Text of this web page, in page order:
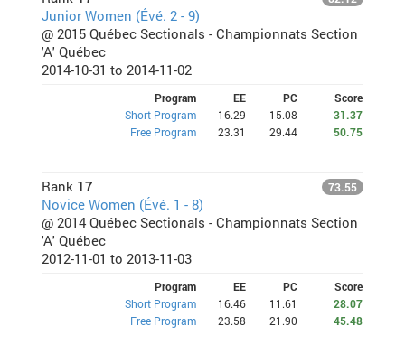
Junior Women (Évé. 2 - 9)
@ 2015 Québec Sectionals - Championnats Section
'A' Québec
2014-10-31 to 2014-11-02
Program EE PC
Score
Short Program
16.29 15.08
31.37
Free Program
23.31 29.44 50.75
Rank 17 73.55
Novice Women (Évé. 1 - 8)
@ 2014 Québec Sectionals - Championnats Section
'A' Québec
2012-11-01 to 2013-11-03
Program EE PC
Score
Short Program
16.46 11.61
28.07
Free Program
23.58 21.90 45.48